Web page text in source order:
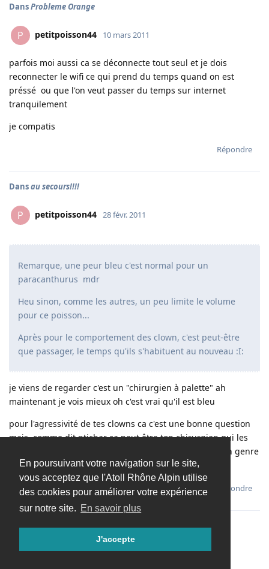
En poursuivant votre navigation sur le site,
vous acceptez que l'Atoll Rhône Alpin utilise
des cookies pour améliorer votre expérience
sur notre site. En savoir plus
J'accepte
DansProbleme Orange
P petitpoisson44 10 mars 2011
parfois moi aussi ca se déconnecte tout seul et je dois
reconnecter le wifi ce qui prend du temps quand on est
préssé ou que l'on veut passer du temps sur internet
tranquilement
je compatis
Répondre
Dansau secours!!!!
P petitpoisson44 28 févr. 2011
Remarque, une peur bleu c'est normal pour un
paracanthurus mdr
Heu sinon, comme les autres, un peu limite le volume
pour ce poisson...
Après pour le comportement des clown, c'est peut-être
que passager, le temps qu'ils s'habituent au nouveau :I:
je viens de regarder c'est un "chirurgien à palette" ah
maintenant je vois mieux oh c'est vrai qu'il est bleu
pour l'agressivité de tes clowns ca c'est une bonne question
mais comme dit ptichar ca peut être ton chirurgien qui les
embetent ....accepter un nouveau venu c'est comme un genre
de bataille
Répondre